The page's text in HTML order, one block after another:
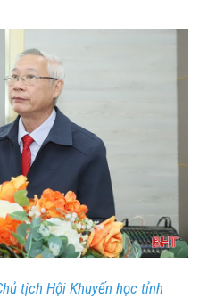
tịch Hội Khuyến học tỉnh